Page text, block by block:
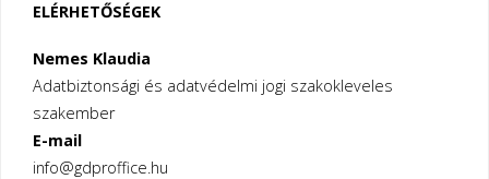
ELÉRHETŐSÉGEK
Nemes Klaudia
Adatbiztonsági és adatvédelmi jogi szakokleveles
szakember
E-mail
info@gdproffice.hu